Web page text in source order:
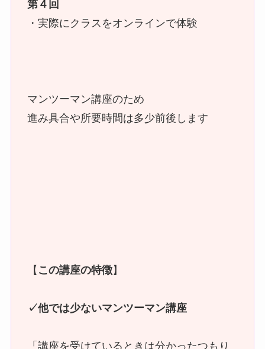
第４回
・実際にクラスをオンラインで体験
マンツーマン講座のため
進み具合や所要時間は多少前後します
【 この講座の特徴】
✓他では少ないマンツーマン講座
「講座を受けているときは分かったつもり